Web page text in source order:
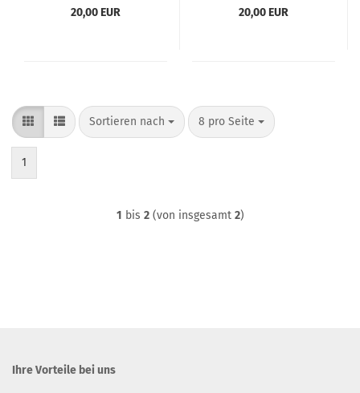
20,00 EUR 20,00 EUR
Sortieren nach
Sortieren nach 8 pro Seite
pro Seite
1
1 bis 2(von insgesamt 2)
Ihre Vorteile bei uns